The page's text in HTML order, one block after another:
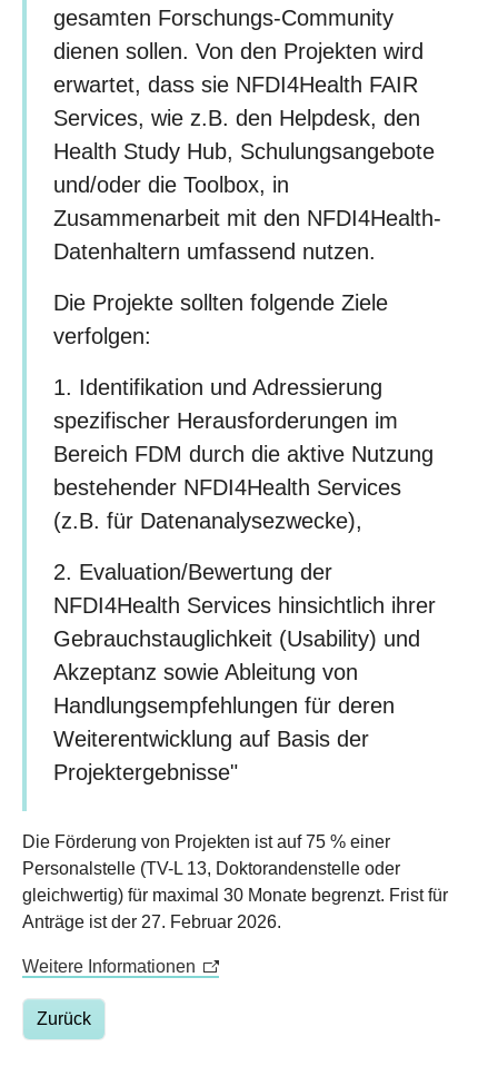
gesamten Forschungs-Community
dienen sollen. Von den Projekten wird
erwartet, dass sie NFDI4Health FAIR
Services, wie z.B. den Helpdesk, den
Health Study Hub, Schulungsangebote
und/oder die Toolbox, in
Zusammenarbeit mit den NFDI4Health-
Datenhaltern umfassend nutzen.
Die Projekte sollten folgende Ziele
verfolgen:
1. Identifikation und Adressierung
spezifischer Herausforderungen im
Bereich FDM durch die aktive Nutzung
bestehender NFDI4Health Services
(z.B. für Datenanalysezwecke),
2. Evaluation/Bewertung der
NFDI4Health Services hinsichtlich ihrer
Gebrauchstauglichkeit (Usability) und
Akzeptanz sowie Ableitung von
Handlungsempfehlungen für deren
Weiterentwicklung auf Basis der
Projektergebnisse"
Die Förderung von Projekten ist auf 75 % einer
Personalstelle (TV-L 13, Doktorandenstelle oder
gleichwertig) für maximal 30 Monate begrenzt. Frist für
Anträge ist der 27. Februar 2026.
Weitere Informationen
Zurück